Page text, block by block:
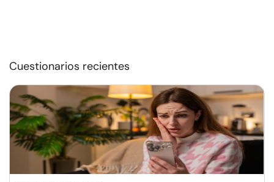
Cuestionarios recientes